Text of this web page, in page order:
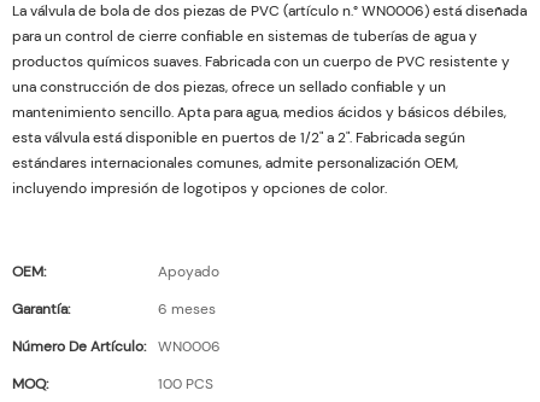
La válvula de bola de dos piezas de PVC (artículo n.° WN0006) está diseñada
para un control de cierre confiable en sistemas de tuberías de agua y
productos químicos suaves. Fabricada con un cuerpo de PVC resistente y
una construcción de dos piezas, ofrece un sellado confiable y un
mantenimiento sencillo. Apta para agua, medios ácidos y básicos débiles,
esta válvula está disponible en puertos de 1/2" a 2". Fabricada según
estándares internacionales comunes, admite personalización OEM,
incluyendo impresión de logotipos y opciones de color.
OEM:
Apoyado
Garantía:
6 meses
Número De Artículo:
WN0006
MOQ:
100 PCS